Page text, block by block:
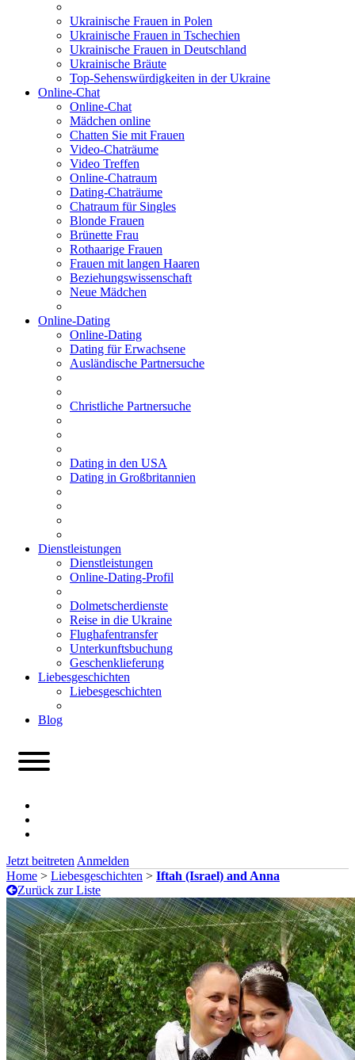
Ukrainische Frauen in Polen
Ukrainische Frauen in Tschechien
Ukrainische Frauen in Deutschland
Ukrainische Bräute
Top-Sehenswürdigkeiten in der Ukraine
Online-Chat
Online-Chat
Mädchen online
Chatten Sie mit Frauen
Video-Chaträume
Video Treffen
Online-Chatraum
Dating-Chaträume
Chatraum für Singles
Blonde Frauen
Brünette Frau
Rothaarige Frauen
Frauen mit langen Haaren
Beziehungswissenschaft
Neue Mädchen
Online-Dating
Online-Dating
Dating für Erwachsene
Ausländische Partnersuche
Christliche Partnersuche
Dating in den USA
Dating in Großbritannien
Dienstleistungen
Dienstleistungen
Online-Dating-Profil
Dolmetscherdienste
Reise in die Ukraine
Flughafentransfer
Unterkunftsbuchung
Geschenklieferung
Liebesgeschichten
Liebesgeschichten
Blog
Jetzt beitreten Anmelden
Home > Liebesgeschichten > Iftah (Israel) and Anna
Zurück zur Liste